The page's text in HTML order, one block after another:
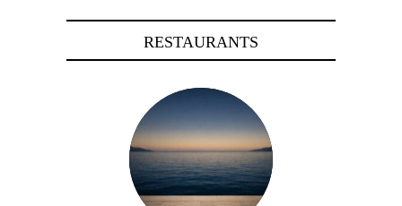
RESTAURANTS